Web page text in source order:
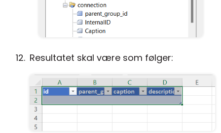
Resultatet skal være som følger: